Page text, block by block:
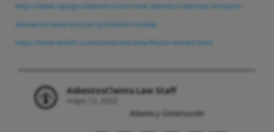
https://www.epa.gov/asbestos/overview-asbestos-national-emission-
standards-hazardous-air-pollutants-neshap
https://www.webfx.com/tools/read-able/flesch-kincaid.html
AsbestosClaims.Law Staff
mayo 12, 2022
Asbesto y Construcción